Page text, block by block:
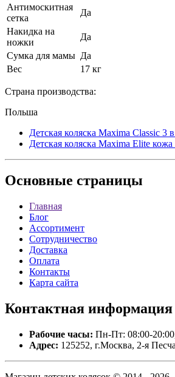
Антимоскитная
сетка
Да
Накидка на
ножки
Да
Сумка для мамы Да
Вес
17 кг
Страна производства:
Польша
Детская коляска Maxima Classic 3
Детская коляска Maxima Elite кожа
Основные страницы
Главная
Блог
Ассортимент
Сотрудничество
Доставка
Оплата
Контакты
Карта сайта
Контактная информация
Рабочие часы: Пн-Пт: 08:00-
Адрес: 125252, г.Москва, 2-я